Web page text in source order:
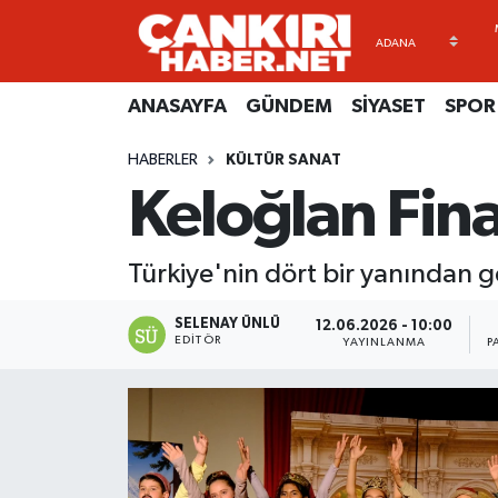
ANASAYFA GÜNDEM SİYASET SPOR
HABERLER KÜLTÜR SANAT
Keloğlan
Türkiye'nin dört bir yanından
SELENAY ÜNLÜ
EDITÖR
12.06.2026 - 10:00
YAYINLANMA
ANASAYFA
Künye
Gizlilik Sözleşmesi
kimdir-nedir-nasil
Merkez Hava Durumu
Süper Lig Puan Durumu ve Fikstür
Son Dakika Haberleri